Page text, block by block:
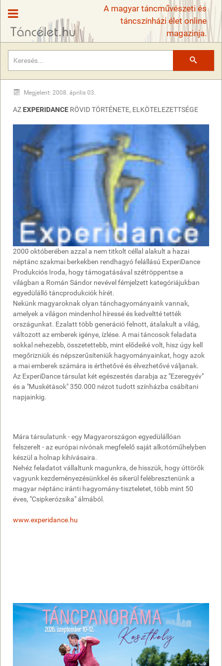
A magyar táncművészeti és
táncszínházi élet online
magazinja.
Megjelent: 2008. április 03.
AZ EXPERIDANCE RÖVID TÖRTÉNETE, ELKÖTELEZETTSÉGE
2000 októberében azzal a nem titkolt céllal alakult a hazai
néptánc szakmai berkekben rendhagyó felállású ExperiDance
Produkciós Iroda, hogy támogatásával szétröppentse a
világban a Román Sándor nevével fémjelzett kategóriájukban
egyedülálló táncprodukciók hírét.
Nekünk magyaroknak olyan tánchagyományaink vannak,
amelyek a világon mindenhol híressé és kedveltté tették
országunkat. Ezalatt több generáció felnott, átalakult a világ,
változott az emberek igénye, ízlése. A mai táncosok feladata
sokkal nehezebb, összetettebb, mint elődeiké volt, hisz úgy kell
megőrizniük és népszerűsíteniük hagyományainkat, hogy azok
a mai emberek számára is érthetővé és élvezhetővé váljanak.
Az ExperiDance társulat két egészestés darabja az "Ezeregyév"
és a "Muskétások" 350.000 nézot tudott színházba csábítani
napjainkig.
Mára társulatunk - egy Magyarországon egyedülállóan
felszerelt - az európai nívónak megfelelő saját alkotóműhelyben
készül a holnap kihívásaira.
Nehéz feladatot vállaltunk magunkra, de hisszük, hogy úttörők
vagyunk kezdeményezésünkkel és sikerül felébresztenünk a
magyar néptánc iránti hagyomány-tiszteletet, több mint 50
éves, "Csipkerózsika" álmából.
www.experidance.hu